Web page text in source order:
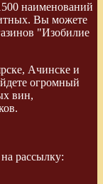
наименований
Вы можете
"Изобилие
Ачинске и
огромный
вин,
рассылку: